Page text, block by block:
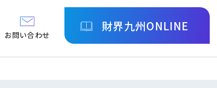
お問い合わせ
財界九州ONLINE